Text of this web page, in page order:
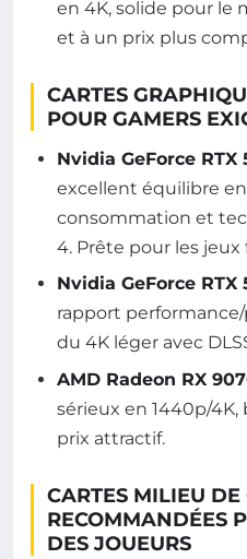
en 4K, solide pour le
et à un prix plus
CARTES
POUR GAMERS
Nvidia GeForce RTX
excellent équilibre
consommation et
4. Prête pour les
Nvidia GeForce RTX
rapport
du 4K léger avec
AMD Radeon RX
sérieux en 1440p/
prix attractif.
CARTES MILIEU
RECOMMANDÉES
DES JOUEURS